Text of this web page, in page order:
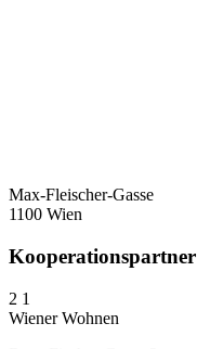
Max-Fleischer-Gasse
1100 Wien
Kooperationspartner
2 1
Wiener Wohnen